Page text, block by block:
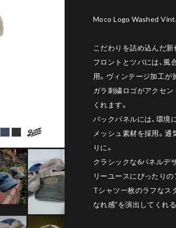
Moco Logo Washed
こだわりを詰め込んだ新
フロントとツバには、
用。ヴィンテージ加工が
ガラ刺繍ロゴがアクセ
くれます。
バックパネルには、環境
メッシュ素材を採用。
りに。
クラシックな6パネルデ
リーユースにぴったりの
Tシャツ一枚のラフなス
なれ感”を演出してくれ